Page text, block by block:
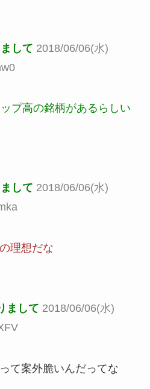
して 2018/06/06(水)
プ高の銘柄があるらしい
して 2018/06/06(水)
理想だな
まして 2018/06/06(水)
て案外脆いんだってな